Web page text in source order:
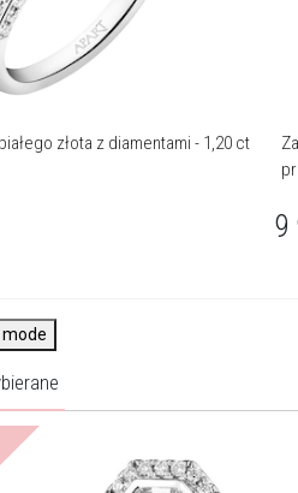
złota z diamentami - 1,20 ct
9